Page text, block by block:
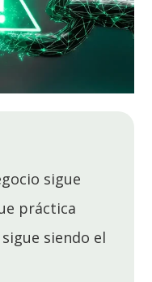
sigue
práctica
siendo el